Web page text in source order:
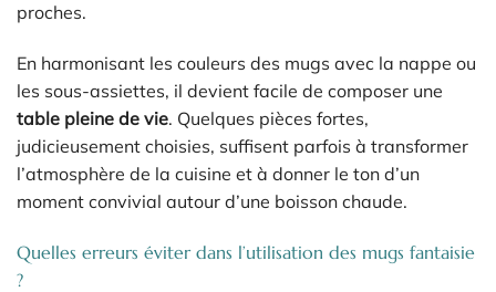
proches.
En harmonisant les couleurs des mugs avec la nappe ou
les sous-assiettes, il devient facile de composer une
table pleine de vie. Quelques pièces fortes,
judicieusement choisies, suffisent parfois à transformer
l’atmosphère de la cuisine et à donner le ton d’un
moment convivial autour d’une boisson chaude.
Quelles erreurs éviter dans l’utilisation des mugs fantaisie
?